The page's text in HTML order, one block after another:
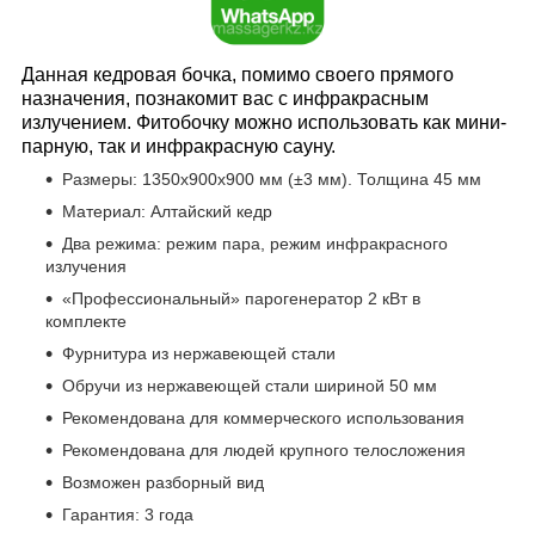
Данная кедровая бочка, помимо своего прямого
назначения, познакомит вас с инфракрасным
излучением. Фитобочку можно использовать как мини-
парную, так и инфракрасную сауну.
Размеры: 1350х900х900 мм (±3 мм). Толщина 45 мм
Материал: Алтайский кедр
Два режима: режим пара, режим инфракрасного
излучения
«Профессиональный» парогенератор 2 кВт в
комплекте
Фурнитура из нержавеющей стали
Обручи из нержавеющей стали шириной 50 мм
Рекомендована для коммерческого использования
Рекомендована для людей крупного телосложения
Возможен разборный вид
Гарантия: 3 года